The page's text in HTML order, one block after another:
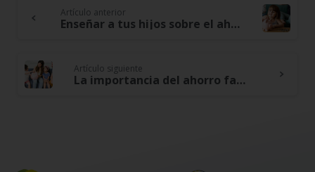
Continue
Reading
Artículo anterior
Enseñar a tus hijos sobre el ahorro y la importancia de administrar el dinero desde temprana edad
Artículo siguiente
La importancia del ahorro familiar y crear cultura desde niños